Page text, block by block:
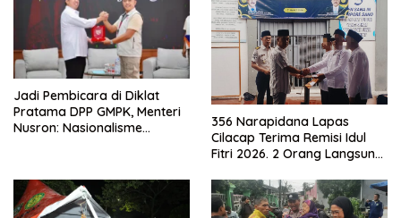
Jadi Pembicara di Diklat
Pratama DPP GMPK, Menteri
Nusron: Nasionalisme
356 Narapidana Lapas
Cilacap Terima Remisi Idul
Fitri 2026. 2 Orang Langsung